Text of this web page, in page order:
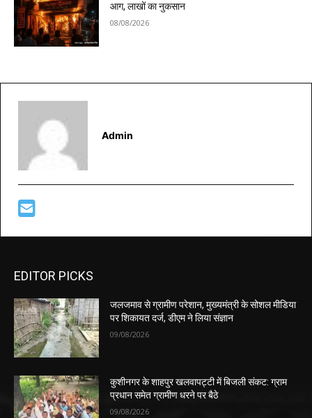
आग, लाखों का नुकसान
08/08/2026
Admin
EDITOR PICKS
जलजमाव से ग्रामीण परेशान, मुख्यमंत्री के सोशल मीडिया
पर शिकायत दर्ज, डीएम ने लिया संज्ञान
09/08/2026
कुशीनगर के शाहपुर खलवापट्टी में बिजली संकट: ग्राम
प्रधान समेत ग्रामीण धरने पर बैठे
09/08/2026